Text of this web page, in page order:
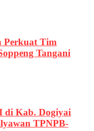
Perkuat Tim
Tangani
di Kab. Dogiyai
TPNPB-